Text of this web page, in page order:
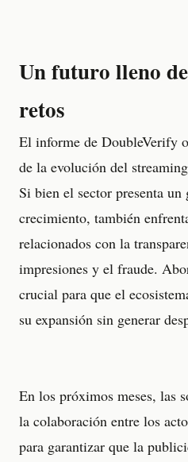
Un futuro lleno
retos
El informe de DoubleVerify
de la evolución del
Si bien el sector presenta un
crecimiento, también
relacionados con la
impresiones y el fraude.
crucial para que el
su expansión sin generar
En los próximos meses, las
la colaboración entre los
para garantizar que la